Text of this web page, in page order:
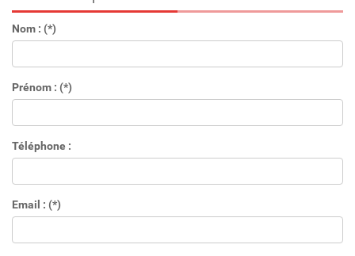
Nom : (*)
Prénom : (*)
Téléphone :
Email : (*)